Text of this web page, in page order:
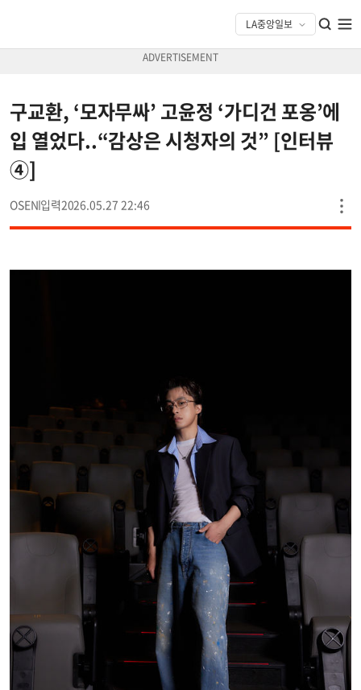
구교환, ‘모자무싸’ 고윤정 ‘가디건 포옹’에
입 열었다..“감상은 시청자의 것” [인터뷰
④]
OSEN 2026.05.27 22:46